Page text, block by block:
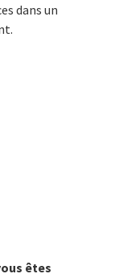
dans un
êtes